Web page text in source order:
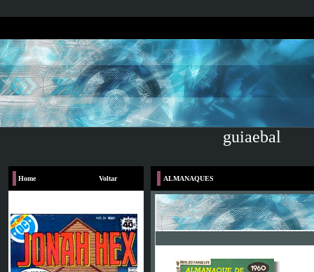
guiaebal
Home Voltar ALMANAQUES